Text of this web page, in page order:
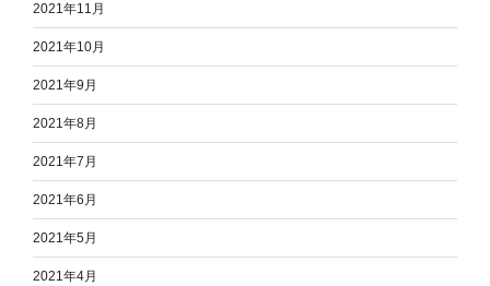
2021年11月
2021年10月
2021年9月
2021年8月
2021年7月
2021年6月
2021年5月
2021年4月